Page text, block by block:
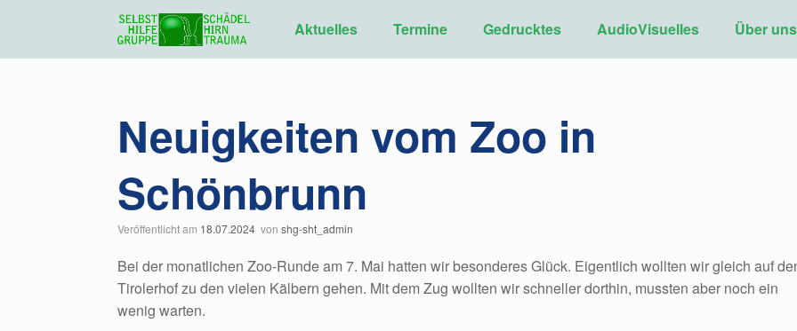
Aktuelles Termine Gedrucktes AudioVisuelles Über uns
Neuigkeiten vom Zoo in
Schönbrunn
Veröffentlicht am 18.07.2024 von shg-sht_admin
Bei der monatlichen Zoo-Runde am 7. Mai hatten wir besonderes Glück. Eigentlich wollten wir gleich auf
Tirolerhof zu den vielen Kälbern gehen. Mit dem Zug wollten wir schneller dorthin, mussten aber noch ein
wenig warten.